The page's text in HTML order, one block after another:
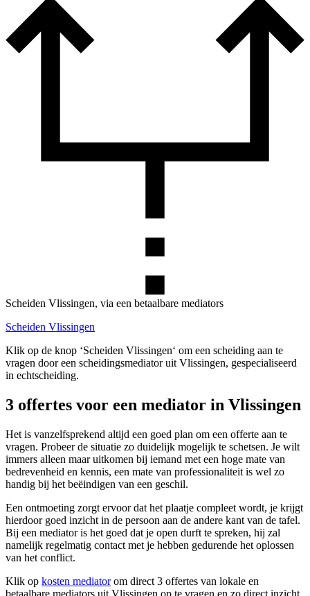
Scheiden Vlissingen, via een betaalbare mediators
Scheiden Vlissingen
Klik op de knop ‘Scheiden Vlissingen‘ om een scheiding aan te
vragen door een scheidingsmediator uit Vlissingen, gespecialiseerd
in echtscheiding.
3 offertes voor een mediator in Vlissingen
Het is vanzelfsprekend altijd een goed plan om een offerte aan te
vragen. Probeer de situatie zo duidelijk mogelijk te schetsen. Je wilt
immers alleen maar uitkomen bij iemand met een hoge mate van
bedrevenheid en kennis, een mate van professionaliteit is wel zo
handig bij het beëindigen van een geschil.
Een ontmoeting zorgt ervoor dat het plaatje compleet wordt, je krijgt
hierdoor goed inzicht in de persoon aan de andere kant van de tafel.
Bij een mediator is het goed dat je open durft te spreken, hij zal
namelijk regelmatig contact met je hebben gedurende het oplossen
van het conflict.
Klik op kosten mediatorom direct 3 offertes van lokale en
betaalbare mediators uit Vlissingen op te vragen en zo direct inzicht